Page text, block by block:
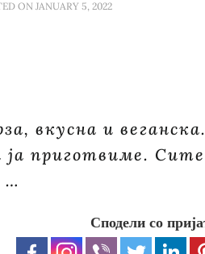
ON JANUARY 5, 2022
вкусна и
ја приготвиме.
…
Сподели со